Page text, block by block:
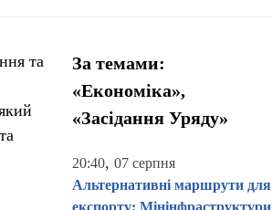
та
За темами:
«Економіка»,
«Засідання Уряду»
20:40, 07 серпня
Альтернативні маршрути для
експорту: Мінінфраструктури